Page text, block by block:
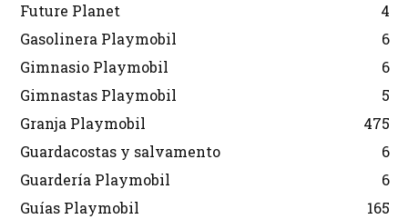
Future Planet
4
Gasolinera Playmobil
6
Gimnasio Playmobil
6
Gimnastas Playmobil
5
Granja Playmobil
475
Guardacostas y salvamento
6
Guardería Playmobil
6
Guías Playmobil
165